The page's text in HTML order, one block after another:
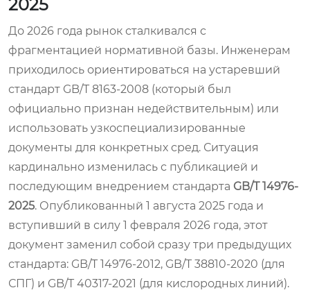
2025
До 2026 года рынок сталкивался с
фрагментацией нормативной базы. Инженерам
приходилось ориентироваться на устаревший
стандарт GB/T 8163-2008 (который был
официально признан недействительным) или
использовать узкоспециализированные
документы для конкретных сред. Ситуация
кардинально изменилась с публикацией и
последующим внедрением стандарта GB/T 14976-
2025. Опубликованный 1 августа 2025 года и
вступивший в силу 1 февраля 2026 года, этот
документ заменил собой сразу три предыдущих
стандарта: GB/T 14976-2012, GB/T 38810-2020 (для
СПГ) и GB/T 40317-2021 (для кислородных линий).